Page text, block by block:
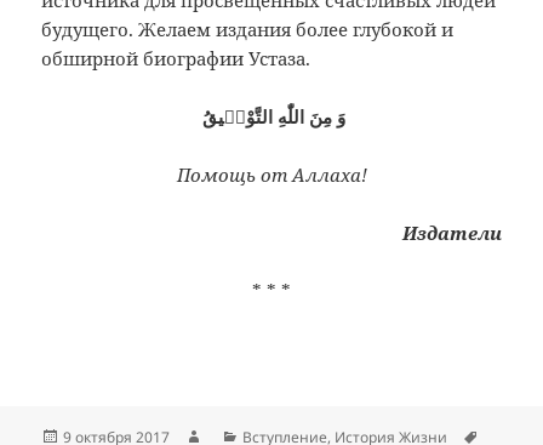
будущего. Желаем издания более глубокой и
обширной биографии Устаза.
وَ مِنَ اللّٰهِ التَّوْفٖيقُ
Помощь от Аллаха!
Издатели
* * *
Опубликовано
9 октября 2017 АвторРубрики
Вступление, История Жизни